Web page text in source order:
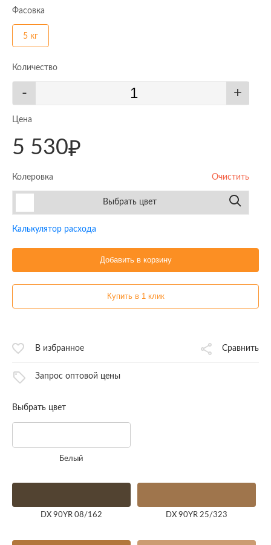
Фасовка
5 кг
Количество
- +
Цена
5 530₽
Колеровка Очистить
Выбрать цвет
Калькулятор расхода
Добавить в корзину
Купить в 1 клик
В избранное Сравнить
Запрос оптовой цены
Выбрать цвет
Белый
DX 90YR 08/162 DX 90YR 25/323